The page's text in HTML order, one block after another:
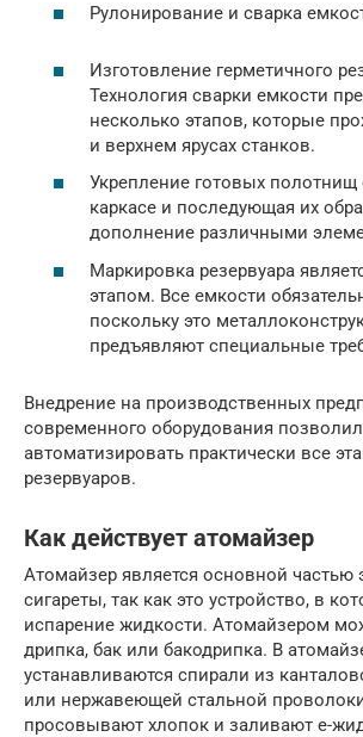
Рулонирование и сварка
Изготовление герметичного
Технология сварки емкости
несколько этапов, которые
и верхнем ярусах станков.
Укрепление готовых полотнищ
каркасе и последующая их
дополнение различными
Маркировка резервуара
этапом. Все емкости
поскольку это
предъявляют специальные
Внедрение на производственных
современного оборудования
автоматизировать практически все
резервуаров.
Как действует атомайзер
Атомайзер является основной частью
сигареты, так как это устройство, в
испарение жидкости. Атомайзером
дрипка, бак или бакодрипка. В
устанавливаются спирали из
или нержавеющей стальной
просовывают хлопок и заливают е-